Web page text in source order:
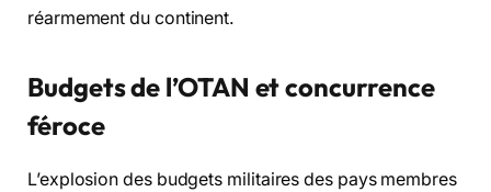
réarmement du continent.
Budgets de l’OTAN et concurrence
féroce
L’explosion des budgets militaires des pays membres